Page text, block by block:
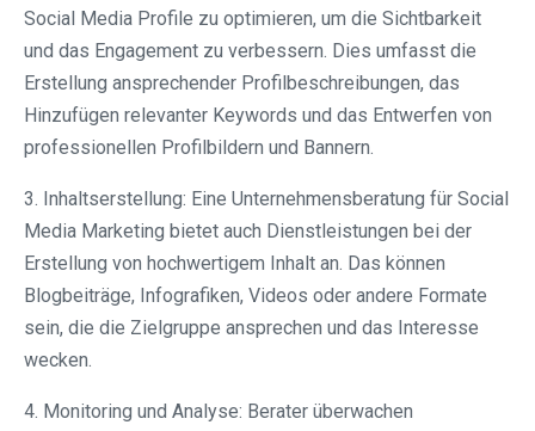
Social Media Profile zu optimieren, um die Sichtbarkeit
und das Engagement zu verbessern. Dies umfasst die
Erstellung ansprechender Profilbeschreibungen, das
Hinzufügen relevanter Keywords und das Entwerfen von
professionellen Profilbildern und Bannern.
3. Inhaltserstellung: Eine Unternehmensberatung für Social
Media Marketing bietet auch Dienstleistungen bei der
Erstellung von hochwertigem Inhalt an. Das können
Blogbeiträge, Infografiken, Videos oder andere Formate
sein, die die Zielgruppe ansprechen und das Interesse
wecken.
4. Monitoring und Analyse: Berater überwachen